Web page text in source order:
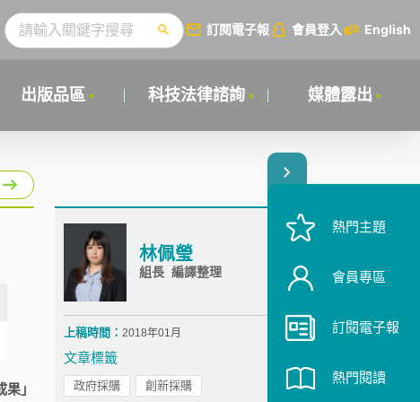
訂閱電子報 會員登入 English
出版品區 科技法律諮詢 媒體露出
」
林佩瑩
組長 編譯整理
上稿時間： 2018年01月
文章標籤
政府採購 創新採購
熱門主題
會員專區
訂閱電子報
熱門閱讀